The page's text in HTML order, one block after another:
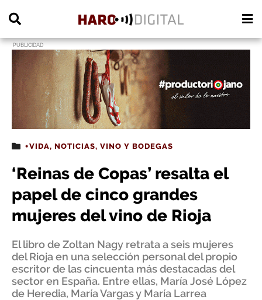
PUBLICIDAD
+VIDA, NOTICIAS, VINO Y BODEGAS
‘Reinas de Copas’ resalta el
papel de cinco grandes
mujeres del vino de Rioja
El libro de Zoltan Nagy retrata a seis mujeres
del Rioja en una selección personal del propio
escritor de las cincuenta más destacadas del
sector en España. Entre ellas, María José López
de Heredia, María Vargas y María Larrea